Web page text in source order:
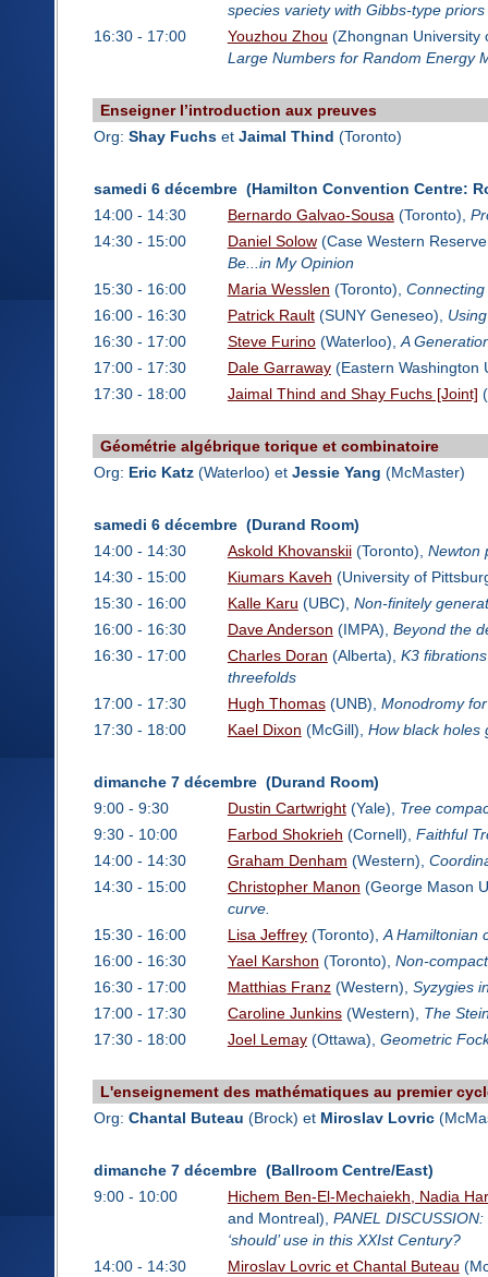
species variety with Gibbs-type priors
16:30 - 17:00
Youzhou Zhou (Zhongnan
Large Numbers for Random Energy
Enseigner l’introduction aux preuves
Org: Shay Fuchset Jaimal Thind (Toronto)
samedi 6 décembre (Hamilton Convention Centre:
14:00 - 14:30
Bernardo Galvao-Sousa(Toronto),
14:30 - 15:00
Daniel Solow(Case Western
Be...in My Opinion
15:30 - 16:00
Maria Wesslen (Toronto),
16:00 - 16:30
Patrick Rault(SUNY Geneseo),
16:30 - 17:00
Steve Furino(Waterloo),A
17:00 - 17:30
Dale Garraway(Eastern Washington
17:30 - 18:00
Jaimal Thind and Shay Fuchs [Joint]
Géométrie algébrique torique et combinatoire
Org: Eric Katz(Waterloo) et Jessie Yang (McMaster)
samedi 6 décembre (Durand Room)
14:00 - 14:30
Askold Khovanskii(Toronto), Newton
14:30 - 15:00
Kiumars Kaveh (University of
15:30 - 16:00
Kalle Karu (UBC), Non-finitely
16:00 - 16:30
Dave Anderson (IMPA), Beyond the
16:30 - 17:00
Charles Doran (Alberta), K3
threefolds
17:00 - 17:30
Hugh Thomas(UNB), Monodromy
17:30 - 18:00
Kael Dixon (McGill), How black holes
dimanche 7 décembre (Durand Room)
9:00 - 9:30
Dustin Cartwright(Yale), Tree
9:30 - 10:00
Farbod Shokrieh (Cornell), Faithful
14:00 - 14:30
Graham Denham (Western),
14:30 - 15:00
Christopher Manon (George Mason
curve.
15:30 - 16:00
Lisa Jeffrey(Toronto),A Hamiltonian
16:00 - 16:30
Yael Karshon (Toronto), Non-
16:30 - 17:00
Matthias Franz(Western), Syzygies
17:00 - 17:30
Caroline Junkins(Western), The
17:30 - 18:00
Joel Lemay(Ottawa), Geometric
L'enseignement des mathématiques au premier
Org: Chantal Buteau (Brock) et Miroslav Lovric
dimanche 7 décembre (Ballroom Centre/East)
9:00 - 10:00
Hichem Ben-El-Mechaiekh, Nadia
and Montreal), PANEL
‘should’ use in this XXIst Century?
14:00 - 14:30
Miroslav Lovric et Chantal Buteau